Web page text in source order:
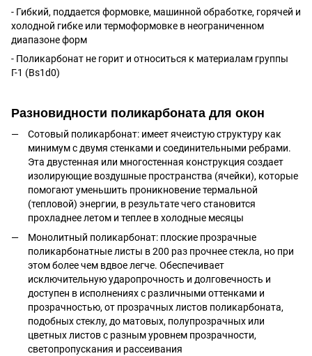
- Гибкий, поддается формовке, машинной обработке, горячей и
холодной гибке или термоформовке в неограниченном
диапазоне форм
- Поликарбонат не горит и относиться к материалам группы
Г-1 (Bs1d0)
Разновидности поликарбоната для окон
Сотовый поликарбонат: имеет ячеистую структуру как
минимум с двумя стенками и соединительными ребрами.
Эта двустенная или многостенная конструкция создает
изолирующие воздушные пространства (ячейки), которые
помогают уменьшить проникновение термальной
(тепловой) энергии, в результате чего становится
прохладнее летом и теплее в холодные месяцы
Монолитный поликарбонат: плоские прозрачные
поликарбонатные листы в 200 раз прочнее стекла, но при
этом более чем вдвое легче. Обеспечивает
исключительную ударопрочность и долговечность и
доступен в исполнениях с различными оттенками и
прозрачностью, от прозрачных листов поликарбоната,
подобных стеклу, до матовых, полупрозрачных или
цветных листов с разным уровнем прозрачности,
светопропускания и рассеивания